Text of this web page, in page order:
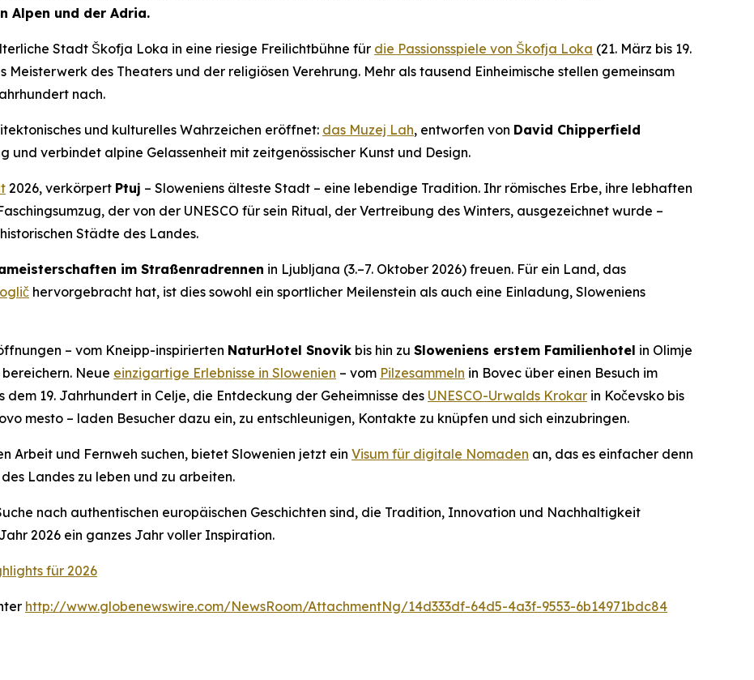
Alpen und der Adria.
Stadt Škofja Loka in eine riesige Freilichtbühne für die Passionsspiele von Škofja Loka (21. März bis 19.
Meisterwerk des Theaters und der religiösen Verehrung. Mehr als tausend Einheimische stellen gemeinsam
nach.
und kulturelles Wahrzeichen eröffnet: das Muzej Lah, entworfen von David Chipperfield
und verbindet alpine Gelassenheit mit zeitgenössischer Kunst und Design.
2026, verkörpert Ptuj – Sloweniens älteste Stadt – eine lebendige Tradition. Ihr römisches Erbe, ihre lebhaften
der von der UNESCO für sein Ritual, der Vertreibung des Winters, ausgezeichnet wurde –
Städte des Landes.
im Straßenradrennen in Ljubljana (3.–7. Oktober 2026) freuen. Für ein Land, das
hervorgebracht hat, ist dies sowohl ein sportlicher Meilenstein als auch eine Einladung, Sloweniens
– vom Kneipp-inspirierten NaturHotel Snovik bis hin zu Sloweniens erstem Familienhotel in Olimje
Neue einzigartige Erlebnisse in Slowenien – vom Pilzesammeln in Bovec über einen Besuch im
dem 19. Jahrhundert in Celje, die Entdeckung der Geheimnisse des UNESCO-Urwalds Krokar in Kočevsko bis
mesto – laden Besucher dazu ein, zu entschleunigen, Kontakte zu knüpfen und sich einzubringen.
Arbeit und Fernweh suchen, bietet Slowenien jetzt ein Visum für digitale Nomaden an, das es einfacher denn
Landes zu leben und zu arbeiten.
nach authentischen europäischen Geschichten sind, die Tradition, Innovation und Nachhaltigkeit
2026 ein ganzes Jahr voller Inspiration.
für 2026
http://www.globenewswire.com/NewsRoom/AttachmentNg/14d333df-64d5-4a3f-9553-6b14971bdc84